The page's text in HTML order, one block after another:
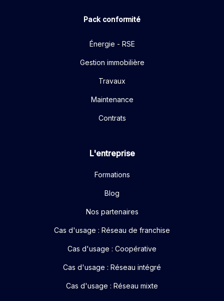
Pack conformité
Énergie - RSE
Gestion immobilière
Travaux
Maintenance
Contrats
L'entreprise
Formations
Blog
Nos partenaires
Cas d'usage : Réseau de franchise
Cas d'usage : Coopérative
Cas d'usage : Réseau intégré
Cas d'usage : Réseau mixte